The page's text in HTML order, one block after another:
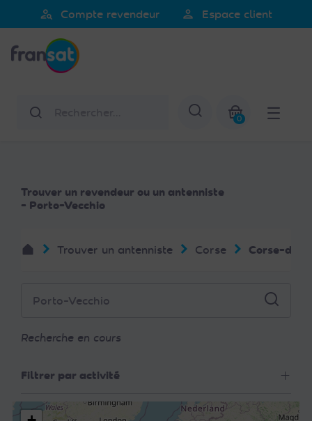
noter
Ce
comprend
person_search Compte revendeur person Espace client
Afficher la
0
Trouver un revendeur ou un antenniste
- Porto-Vecchio
Trouver un antenniste Corse Corse-du-
Recherche en cours
Filtrer par activité